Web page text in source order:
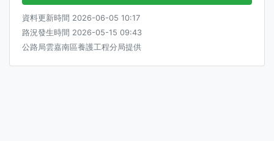
資料更新時間 2026-06-05 10:17
路況發生時間 2026-05-15 09:43
公路局雲嘉南區養護工程分局提供